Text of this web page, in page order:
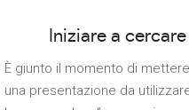
Iniziare a
È giunto il momento di
una presentazione da